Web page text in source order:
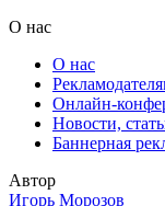
О нас
О нас
Онлайн-
Новости,
Баннерная
Автор
Игорь Морозов